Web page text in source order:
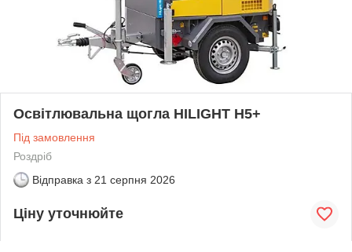
Освітлювальна щогла HILIGHT H5+
Під замовлення
Роздріб
Відправка з 21 серпня 2026
Ціну уточнюйте